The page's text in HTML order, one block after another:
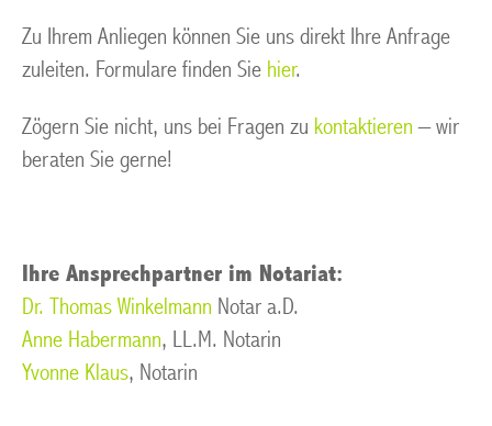
Zu Ihrem Anliegen können Sie uns direkt Ihre Anfrage
zuleiten. Formulare finden Sie hier.
Zögern Sie nicht, uns bei Fragen zu kontaktieren – wir
beraten Sie gerne!
Ihre Ansprechpartner im Notariat:
Dr. Thomas Winkelmann Notar a.D.
Anne Habermann, LL.M. Notarin
Yvonne Klaus, Notarin